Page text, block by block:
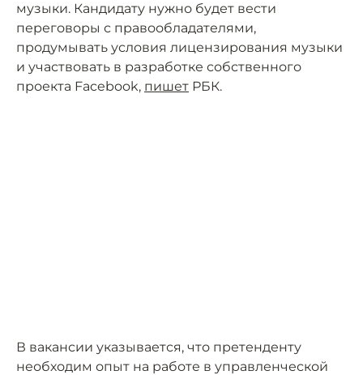
музыки. Кандидату нужно будет вести
переговоры с правообладателями,
продумывать условия лицензирования музыки
и участвовать в разработке собственного
проекта Facebook, пишет РБК.
В вакансии указывается, что претенденту
необходим опыт на работе в управленческой